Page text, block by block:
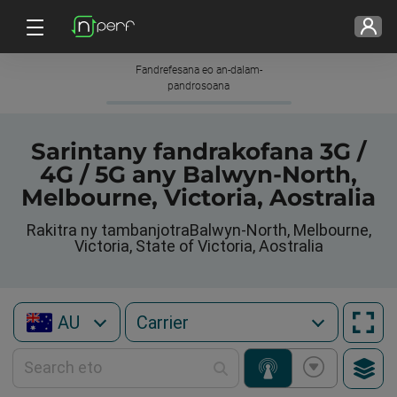
Fandrefesana eo an-dalam-
pandrosoana
Sarintany fandrakofana 3G /
4G / 5G any Balwyn-North,
Melbourne, Victoria, Aostralia
Rakitra ny tambanjotraBalwyn-North, Melbourne,
Victoria, State of Victoria, Aostralia
AU